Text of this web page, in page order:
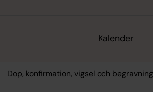
Kalender
Dop, konfirmation, vigsel och begravning